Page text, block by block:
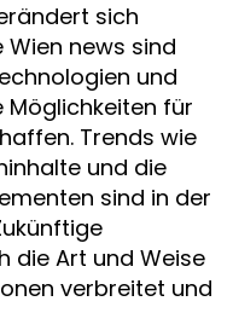
sich
news sind
und
Möglichkeiten für
Trends wie
und die
sind in der
die Art und Weise
verbreitet und